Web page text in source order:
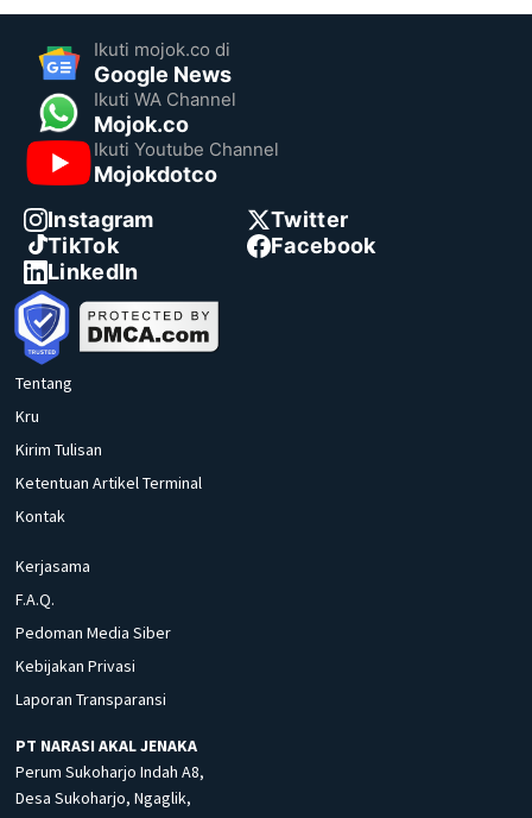
Ikuti mojok.co di
Google News
Ikuti WA Channel
Mojok.co
Ikuti Youtube Channel
Mojokdotco
Instagram
Twitter
TikTok
Facebook
LinkedIn
Tentang
Kru
Kirim Tulisan
Ketentuan Artikel Terminal
Kontak
Kerjasama
F.A.Q.
Pedoman Media Siber
Kebijakan Privasi
Laporan Transparansi
PT NARASI AKAL JENAKA
Perum Sukoharjo Indah A8,
Desa Sukoharjo, Ngaglik,